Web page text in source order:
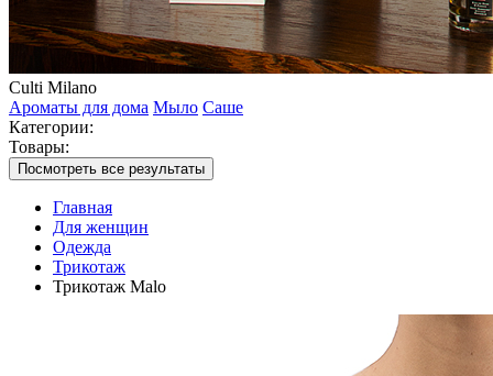
Culti Milano
Ароматы для дома Мыло Саше
Категории:
Товары:
Посмотреть все результаты
Главная
Для женщин
Одежда
Трикотаж
Трикотаж Malo